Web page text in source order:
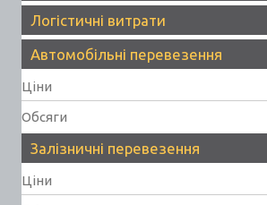
Логістичні витрати
Автомобільні перевезення
Ціни
Обсяги
Залізничні перевезення
Ціни